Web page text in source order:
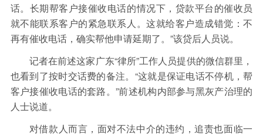
话。长期帮客户接催收电话的情况下，贷款平台的催收员
就不能联系客户的紧急联系人。这就给客户造成错觉：不
再有催收电话，确实帮他申请延期了。”该贷后人员说。
记者在前述这家广东“律所”工作人员提供的微信群里，
也看到了按时交话费的备注。“这就是保证电话不停机，帮
客户接催收电话的套路。”前述机构内部参与黑灰产治理的
人士说道。
对借款人而言，面对不法中介的违约，追责也面临一